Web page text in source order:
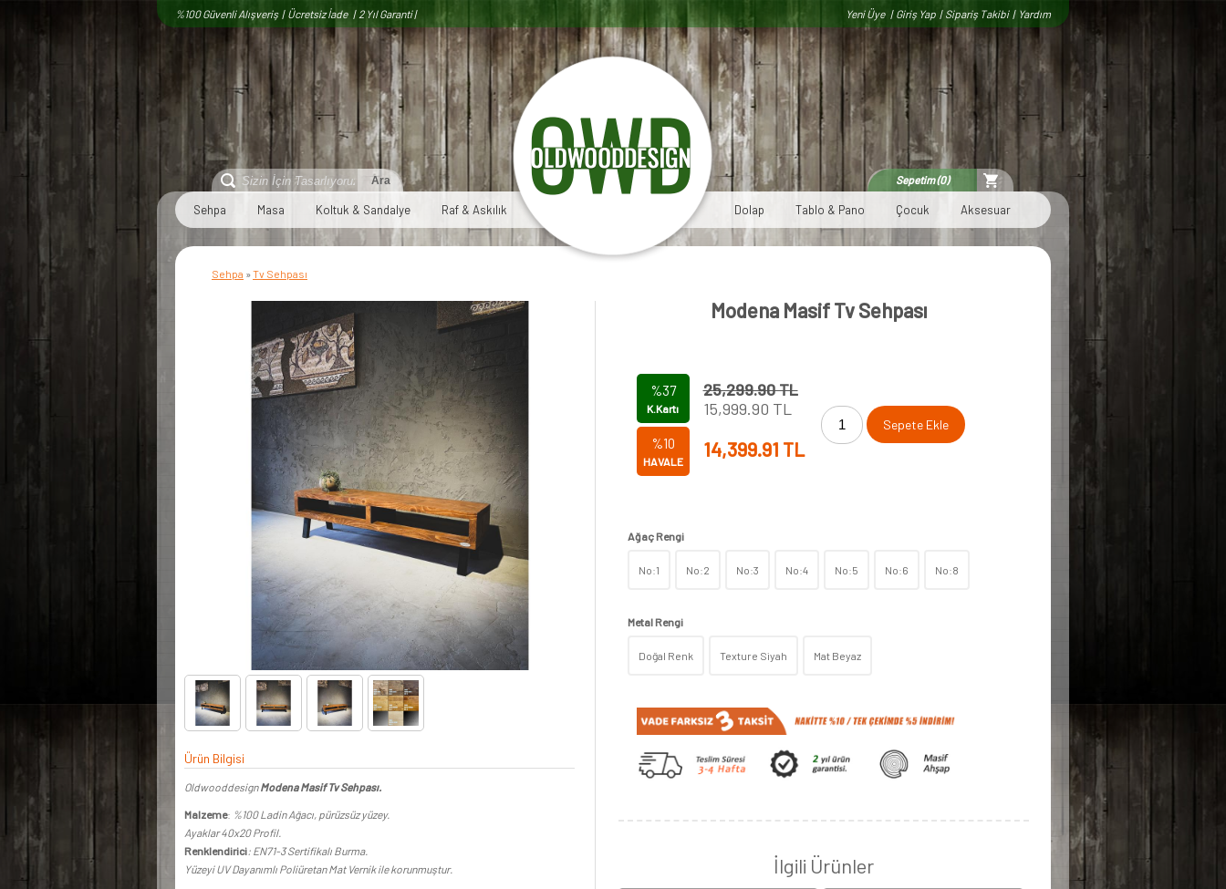
%100 Güvenli Alışveriş | Ücretsiz İade | 2 Yıl Garanti | Yeni Üye | Giriş Yap | Sipariş Takibi| Yardım
Sepetim (0)
Sehpa Masa Koltuk & Sandalye Raf & Askılık Dolap Tablo & Pano Çocuk Aksesuar
Sehpa »Tv Sehpası
Ürün Bilgisi
OldwooddesignModena Masif Tv Sehpası.
Malzeme: %100 Ladin Ağacı, pürüzsüz yüzey.
Ayaklar 40x20 Profil.
Renklendirici: EN71-3 Sertifikalı Burma.
Yüzeyi UV Dayanımlı Poliüretan Mat Vernik ile korunmuştur.
Modena Masif Tv Sehpası
%37
K.Kartı
25,299.90 TL
15,999.90 TL
%10
HAVALE
14,399.91 TL
Sepete Ekle
Ağaç Rengi
No:1 No:2 No:3 No:4 No:5 No:6 No:8
Metal Rengi
Doğal Renk Texture Siyah Mat Beyaz
İlgili Ürünler